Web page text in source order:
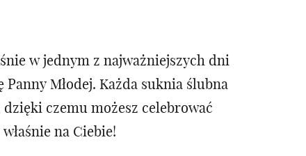
w jednym z najważniejszych dni
Młodej. Każda suknia ślubna
czemu możesz celebrować
na Ciebie!